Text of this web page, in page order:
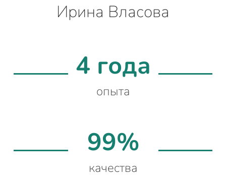
Ирина Власова
4 года
опыта
99%
качества